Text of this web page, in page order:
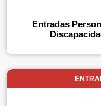
Entradas